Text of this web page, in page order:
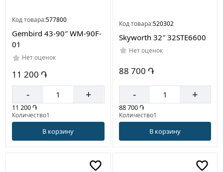
Китай
Код товара:577800
Gembird 43-90″ WM-90F-
01
Нет оценок
11 200 ֏
- +
11 200 ֏
Количество1
В корзину
Код товара:520302
Skyworth 32″ 32STE6600
Нет оценок
88 700 ֏
- +
88 700 ֏
Количество1
В корзину